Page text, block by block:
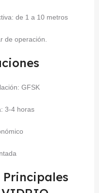
de 1 a 10 metros
de operación.
GFSK
3-4 horas